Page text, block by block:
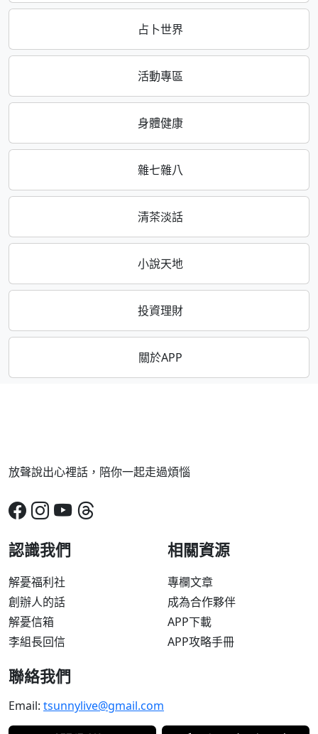
占卜世界
活動專區
身體健康
雜七雜八
清茶淡話
小說天地
投資理財
關於APP
放聲說出心裡話，陪你一起走過煩惱
認識我們
解憂福利社
創辦人的話
解憂信箱
李組長回信
相關資源
專欄文章
成為合作夥伴
APP下載
APP攻略手冊
聯絡我們
Email: tsunnylive@gmail.com